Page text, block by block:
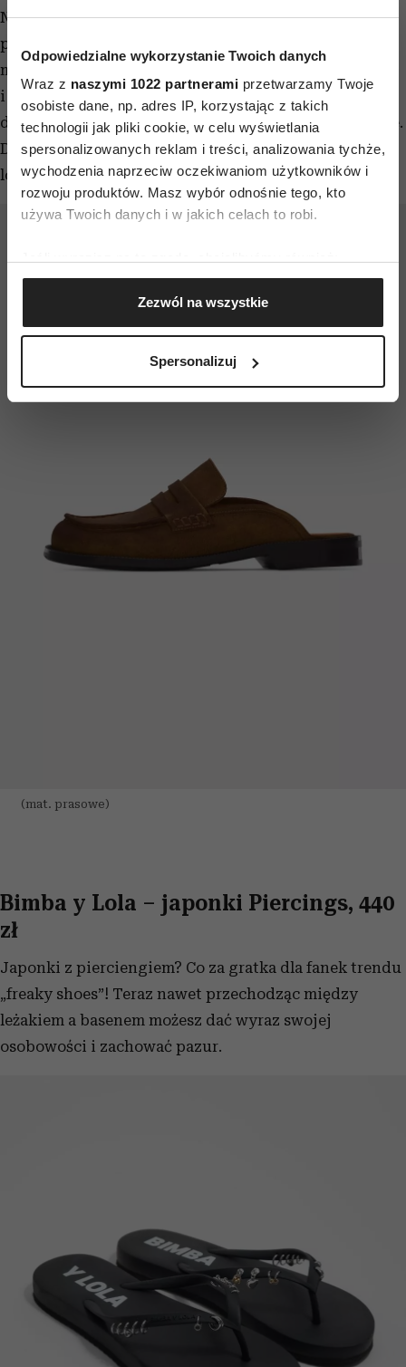
Odpowiedzialne wykorzystanie Twoich danych
Wraz z naszymi 1022 partnerami przetwarzamy Twoje
osobiste dane, np. adres IP, korzystając z takich
technologii jak pliki cookie, w celu wyświetlania
spersonalizowanych reklam i treści, analizowania tychże,
wychodzenia naprzeciw oczekiwaniom użytkowników i
rozwoju produktów. Masz wybór odnośnie tego, kto
używa Twoich danych i w jakich celach to robi.
Gromadzić dane dotyczące Twojej lokalizacji
geograficznej z dokładnością nawet do kilku metrów
Identyfikować Twoje urządzenie, aktywnie
(fingerprinting, czyli wirtualny odcisk palca)
zmienić lub wycofać swoją zgodę w dowolnej chwili.
Wykorzystujemy pliki cookie do spersonalizowania treści
i reklam, aby oferować funkcje społecznościowe i
analizować ruch w naszej witrynie. Informacje o tym, jak
korzystasz z naszej witryny, udostępniamy partnerom
Zezwól na wszystkie
Spersonalizuj
Niespodzianka w tym zestawieniu: to nie są zwykłe
płaskie klapki, a mule w stylu penny loafera. Duńska
marka Billi Bi od lat buduje reputację na prostocie
i jakości materiałów – żadnych dekoracyjnych
dodatków ani kompromisów, jeśli chodzi o wykonanie.
Dla tych, które chcą wygody klapków i powagi
loafersów w jednym, to para idealna.
(mat. prasowe)
Bimba y Lola – japonki Piercings, 440
zł
Japonki z pierciengiem? Co za gratka dla fanek trendu
„freaky shoes”! Teraz nawet przechodząc między
leżakiem a basenem możesz dać wyraz swojej
osobowości i zachować pazur.